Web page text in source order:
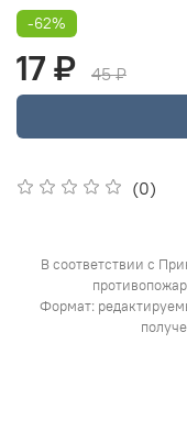
(0)
-62%
17 ₽
45 ₽
В соответствии с
Формат: